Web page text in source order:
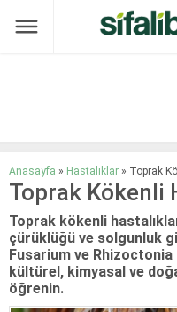
Anasayfa » Hastalıklar » Toprak
Toprak Kökenli
Toprak kökenli
çürüklüğü ve solgunluk
Fusarium ve
kültürel, kimyasal ve
öğrenin.